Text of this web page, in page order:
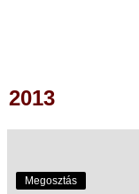
2013
Megosztás